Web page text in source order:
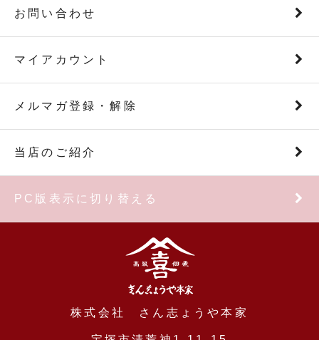
お問い合わせ
マイアカウント
メルマガ登録・解除
当店のご紹介
PC版表示に切り替える
株式会社 さん志ょうや本家